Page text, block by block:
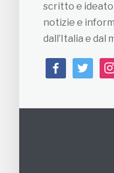
scritto e ideato
notizie e
dall’Italia e dal
facebooktwitter